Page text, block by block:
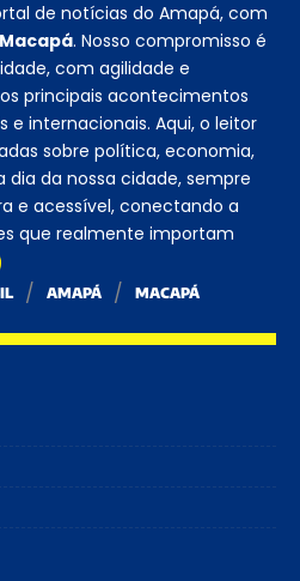
de notícias do Amapá, com
Macapá. Nosso compromisso é
com agilidade e
principais acontecimentos
e internacionais. Aqui, o leitor
sobre política, economia,
dia da nossa cidade, sempre
e acessível, conectando a
que realmente importam
AMAPÁ MACAPÁ